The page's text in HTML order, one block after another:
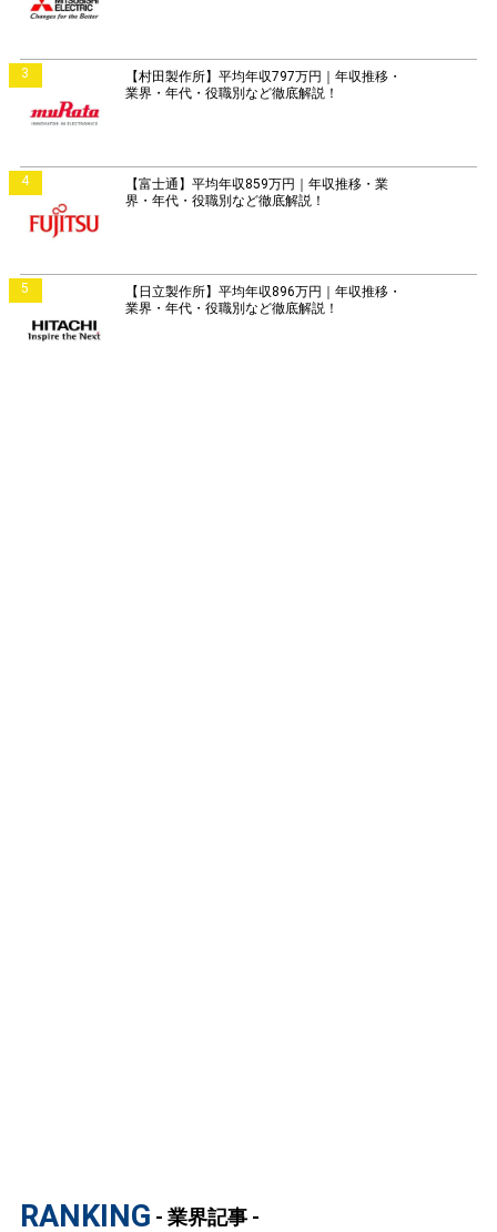
3
【村田製作所】平均年収797万円｜年収推移・
業界・年代・役職別など徹底解説！
4
【富士通】平均年収859万円｜年収推移・業
界・年代・役職別など徹底解説！
5
【日立製作所】平均年収896万円｜年収推移・
業界・年代・役職別など徹底解説！
RANKING - 業界記事 -